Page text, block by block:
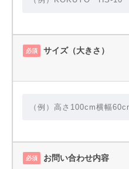
必須 サイズ（大きさ）
必須 お問い合わせ内容